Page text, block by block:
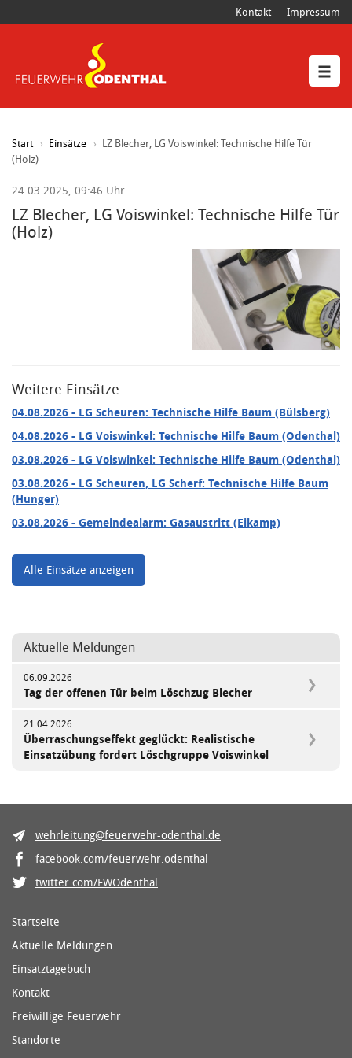
Kontakt Impressum
Start Einsätze
LZ Blecher, LG Voiswinkel: Technische Hilfe Tür
(Holz)
24.03.2025, 09:46 Uhr
LZ Blecher, LG Voiswinkel: Technische Hilfe Tür
(Holz)
Weitere Einsätze
04.08.2026 - LG Scheuren: Technische Hilfe Baum (Bülsberg)
04.08.2026 - LG Voiswinkel: Technische Hilfe Baum (Odenthal)
03.08.2026 - LG Voiswinkel: Technische Hilfe Baum (Odenthal)
03.08.2026 - LG Scheuren, LG Scherf: Technische Hilfe Baum
(Hunger)
03.08.2026 - Gemeindealarm: Gasaustritt (Eikamp)
Alle Einsätze anzeigen
Aktuelle Meldungen
06.09.2026
Tag der offenen Tür beim Löschzug Blecher
21.04.2026
Überraschungseffekt geglückt: Realistische
Einsatzübung fordert Löschgruppe Voiswinkel
wehrleitung@feuerwehr-odenthal.de
facebook.com/feuerwehr.odenthal
twitter.com/FWOdenthal
Startseite
Aktuelle Meldungen
Einsatztagebuch
Kontakt
Freiwillige Feuerwehr
Standorte